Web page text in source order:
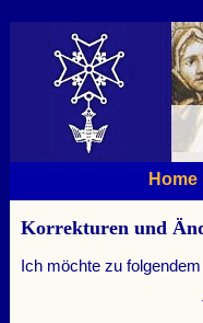
Home
Korrekturen und
Ich möchte zu